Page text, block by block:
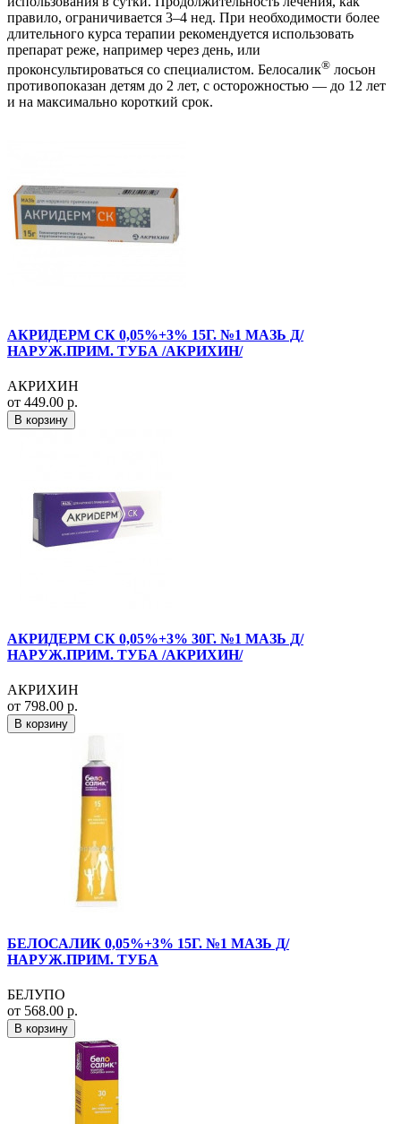
правило, ограничивается 3–4 нед. При необходимости более
длительного курса терапии рекомендуется использовать
препарат реже, например через день, или
проконсультироваться со специалистом. Белосалик® лосьон
противопоказан детям до 2 лет, с осторожностью — до 12 лет
и на максимально короткий срок.
АКРИДЕРМ СК 0,05%+3% 15Г. №1 МАЗЬ Д/
НАРУЖ.ПРИМ. ТУБА /АКРИХИН/
АКРИХИН
от 449.00 р.
В корзину
АКРИДЕРМ СК 0,05%+3% 30Г. №1 МАЗЬ Д/
НАРУЖ.ПРИМ. ТУБА /АКРИХИН/
АКРИХИН
от 798.00 р.
В корзину
БЕЛОСАЛИК 0,05%+3% 15Г. №1 МАЗЬ Д/
НАРУЖ.ПРИМ. ТУБА
БЕЛУПО
от 568.00 р.
В корзину